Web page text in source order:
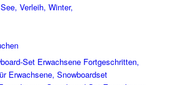
Verleih, Winter,